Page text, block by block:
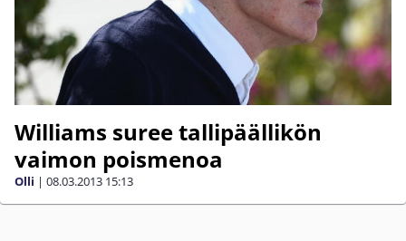
Williams suree tallipäällikön
vaimon poismenoa
Olli | 08.03.2013 15:13